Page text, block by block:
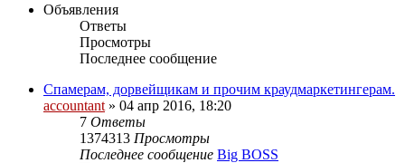
Объявления
Ответы
Просмотры
Последнее сообщение
Спамерам, дорвейщикам и прочим краудмаркетингерам.
accountant » 04 апр 2016, 18:20
7 Ответы
1374313 Просмотры
Последнее сообщение Big BOSS